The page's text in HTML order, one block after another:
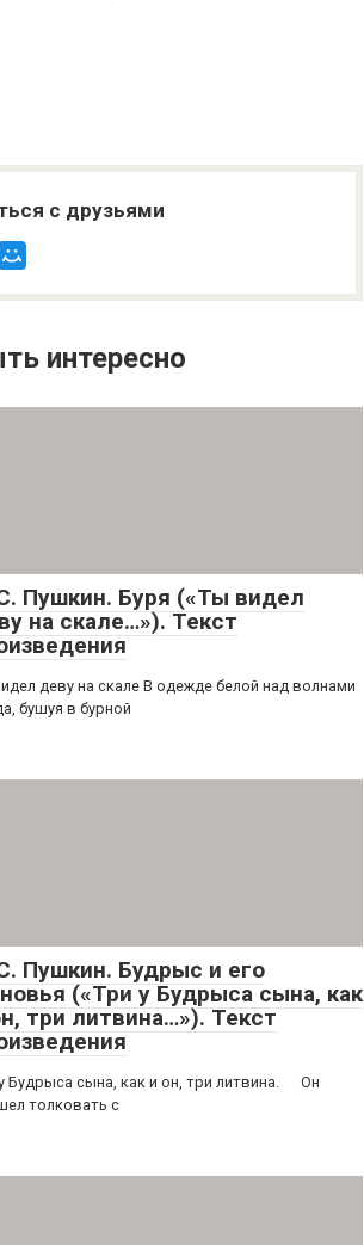
с друзьями
интересно
Пушкин. Буря («Ты видел
на скале…»). Текст
деву на скале В одежде белой над волнами
бушуя в бурной
Пушкин. Будрыс и его
(«Три у Будрыса сына, как
три литвина…»). Текст
Будрыса сына, как и он, три литвина. Он
толковать с